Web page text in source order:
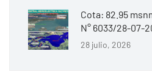
Cota: 82.95
N° 6033/28-07-
28 julio, 2026